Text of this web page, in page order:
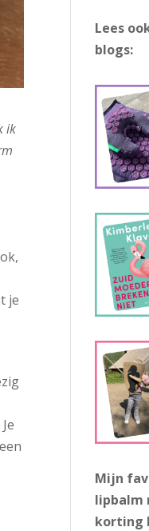
ik
je
Lees
blogs:
Mijn
lipbalm
korting